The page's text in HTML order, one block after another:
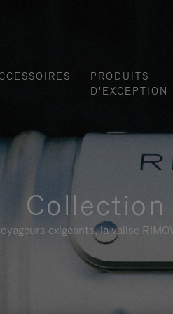
PRODUITS
D'EXCEPTION
Collection
exigeants, la valise